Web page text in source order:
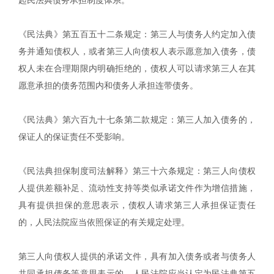
《民法典》第五百五十二条规定：第三人与债务人约定加入债
务并通知债权人，或者第三人向债权人表示愿意加入债务，债
权人未在合理期限内明确拒绝的，债权人可以请求第三人在其
愿意承担的债务范围内和债务人承担连带债务。
《民法典》第六百九十七条第二款规定：第三人加入债务的，
保证人的保证责任不受影响。
《民法典担保制度司法解释》第三十六条规定：第三人向债权
人提供差额补足、流动性支持等类似承诺文件作为增信措施，
具有提供担保的意思表示，债权人请求第三人承担保证责任
的，人民法院应当依照保证的有关规定处理。
第三人向债权人提供的承诺文件，具有加入债务或者与债务人